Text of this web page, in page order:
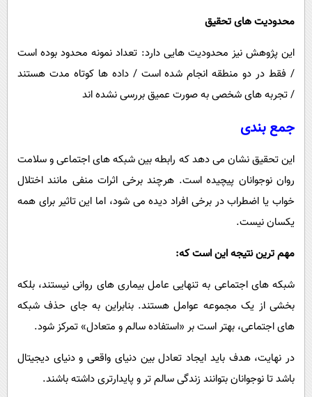
محدودیت‌ های تحقیق
این پژوهش نیز محدودیت‌ هایی دارد: تعداد نمونه محدود بوده است
/ فقط در دو منطقه انجام شده است / داده ‌ها کوتاه مدت هستند
/ تجربه‌ های شخصی به ‌صورت عمیق بررسی نشده ‌اند
جمع بندی
این تحقیق نشان می ‌دهد که رابطه بین شبکه ‌های اجتماعی و سلامت
روان نوجوانان پیچیده است. هرچند برخی اثرات منفی مانند اختلال
خواب یا اضطراب در برخی افراد دیده می ‌شود، اما این تاثیر برای همه
یکسان نیست.
مهم ‌ترین نتیجه این است که:
شبکه‌ های اجتماعی به‌ تنهایی عامل بیماری ‌های روانی نیستند، بلکه
بخشی از یک مجموعه عوامل هستند. بنابراین به جای حذف شبکه‌
های اجتماعی، بهتر است بر «استفاده سالم و متعادل» تمرکز شود.
در نهایت، هدف باید ایجاد تعادل بین دنیای واقعی و دنیای دیجیتال
باشد تا نوجوانان بتوانند زندگی سالم ‌تر و پایدارتری داشته باشند.